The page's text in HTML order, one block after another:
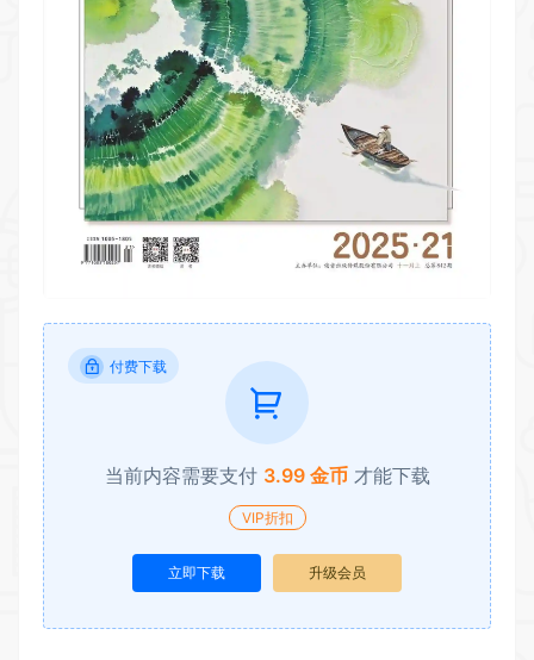
付费下载
当前内容需要支付 3.99 金币 才能下载
VIP折扣
立即下载 升级会员